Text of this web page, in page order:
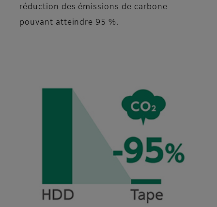
réduction des émissions de carbone
pouvant atteindre 95 %.